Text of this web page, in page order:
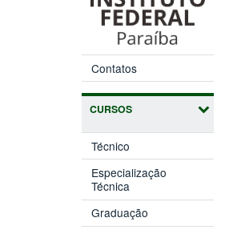
Contatos
CURSOS
Técnico
Especialização
Técnica
Graduação